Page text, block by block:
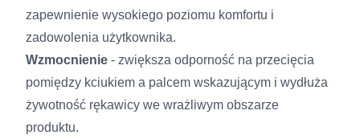
zapewnienie wysokiego poziomu komfortu i
zadowolenia użytkownika.
Wzmocnienie - zwiększa odporność na przecięcia
pomiędzy kciukiem a palcem wskazującym i wydłuża
żywotność rękawicy we wrażliwym obszarze
produktu.